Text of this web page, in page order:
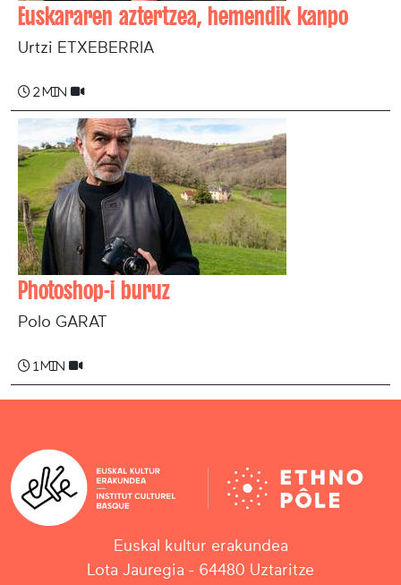
Euskararen aztertzea, hemendik kanpo
Urtzi ETXEBERRIA
2 min
Photoshop-i buruz
Polo GARAT
1 min
Euskal kultur erakundea
Lota Jauregia - 64480 Uztaritze